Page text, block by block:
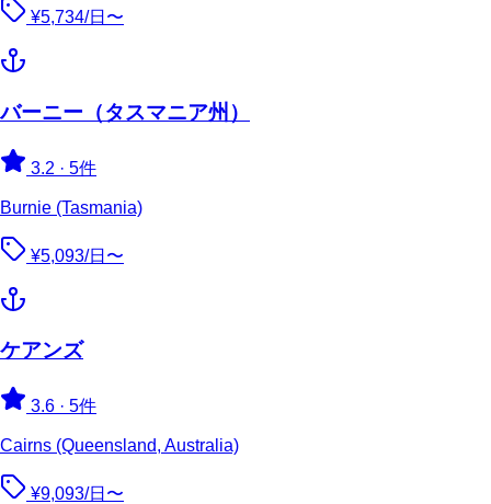
¥5,734/日〜
バーニー（タスマニア州）
3.2 · 5件
Burnie (Tasmania)
¥5,093/日〜
ケアンズ
3.6 · 5件
Cairns (Queensland, Australia)
¥9,093/日〜